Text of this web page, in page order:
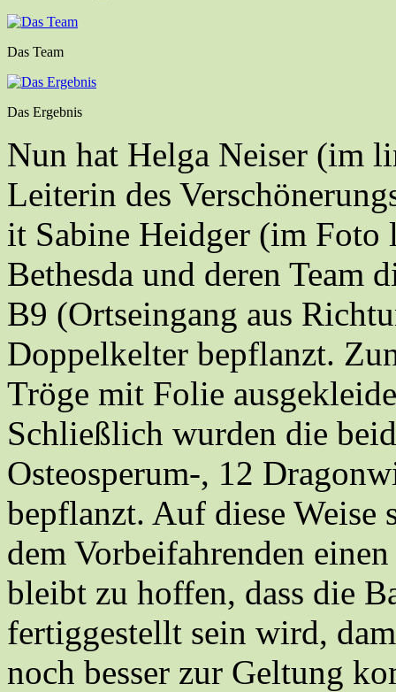
Das Team
Das Ergebnis
Nun hat Helga Neiser (im
Leiterin des
it Sabine Heidger (im Foto
Bethesda und deren Team
B9 (Ortseingang aus
Doppelkelter bepflanzt.
Tröge mit Folie
Schließlich wurden die
Osteosperum-, 12
bepflanzt. Auf diese Weise
dem Vorbeifahrenden
bleibt zu hoffen, dass die
fertiggestellt sein wird,
noch besser zur Geltung